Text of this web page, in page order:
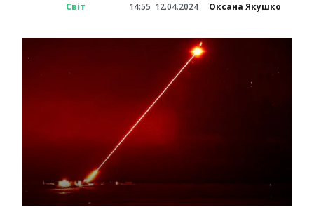
Світ 14:55 12.04.2024 Оксана Якушко